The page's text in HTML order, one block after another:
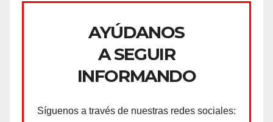
AYÚDANOS
A SEGUIR
INFORMANDO
Síguenos a través de nuestras redes sociales: